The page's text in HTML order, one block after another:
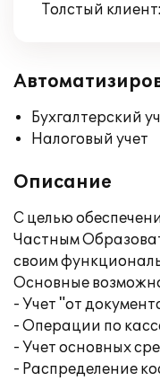
Толстый
Бухгалтерский
Налоговый учет
Описание
С целью
Частным
своим
Основные
- Учет "от
- Операции по
- Учет основных
- Распределение